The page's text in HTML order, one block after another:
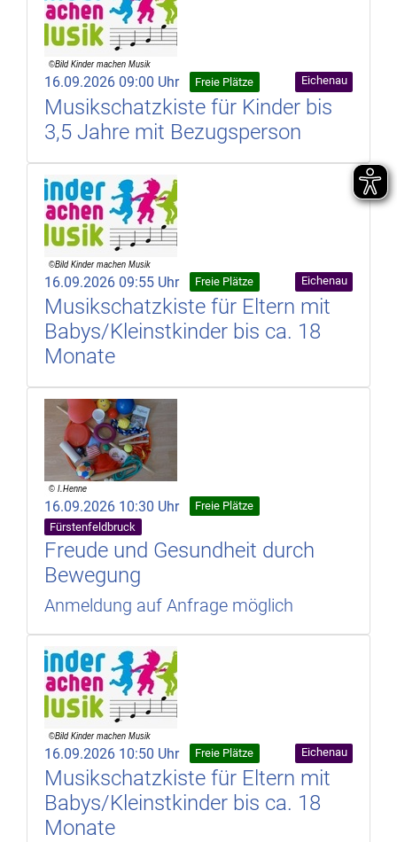
16.09.2026 09:00 Uhr Freie Plätze Eichenau
Musikschatzkiste für Kinder bis
3,5 Jahre mit Bezugsperson
16.09.2026 09:55 Uhr Freie Plätze Eichenau
Musikschatzkiste für Eltern mit
Babys/Kleinstkinder bis ca. 18
Monate
16.09.2026 10:30 Uhr
Freie Plätze
Fürstenfeldbruck
Freude und Gesundheit durch
Bewegung
Anmeldung auf Anfrage möglich
16.09.2026 10:50 Uhr Freie Plätze Eichenau
Musikschatzkiste für Eltern mit
Babys/Kleinstkinder bis ca. 18
Monate